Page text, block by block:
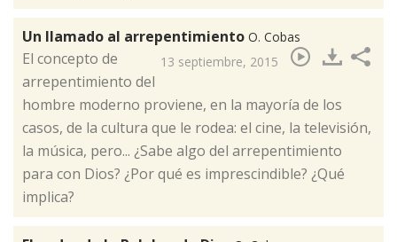
Un llamado al arrepentimiento O. Cobas
13 septiembre, 2015
​El concepto de
arrepentimiento del
hombre moderno proviene, en la mayoría de los
casos, de la cultura que le rodea: el cine, la televisión,
la música, pero... ¿Sabe algo del arrepentimiento
para con Dios? ¿Por qué es imprescindible? ¿Qué
implica?